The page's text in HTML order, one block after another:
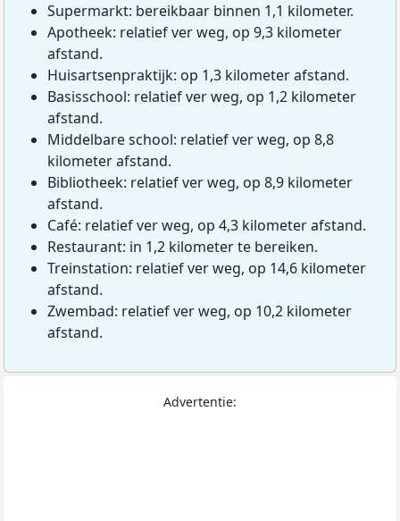
Supermarkt: bereikbaar binnen 1,1 kilometer.
Apotheek: relatief ver weg, op 9,3 kilometer
afstand.
Huisartsenpraktijk: op 1,3 kilometer afstand.
Basisschool: relatief ver weg, op 1,2 kilometer
afstand.
Middelbare school: relatief ver weg, op 8,8
kilometer afstand.
Bibliotheek: relatief ver weg, op 8,9 kilometer
afstand.
Café: relatief ver weg, op 4,3 kilometer afstand.
Restaurant: in 1,2 kilometer te bereiken.
Treinstation: relatief ver weg, op 14,6 kilometer
afstand.
Zwembad: relatief ver weg, op 10,2 kilometer
afstand.
Advertentie: